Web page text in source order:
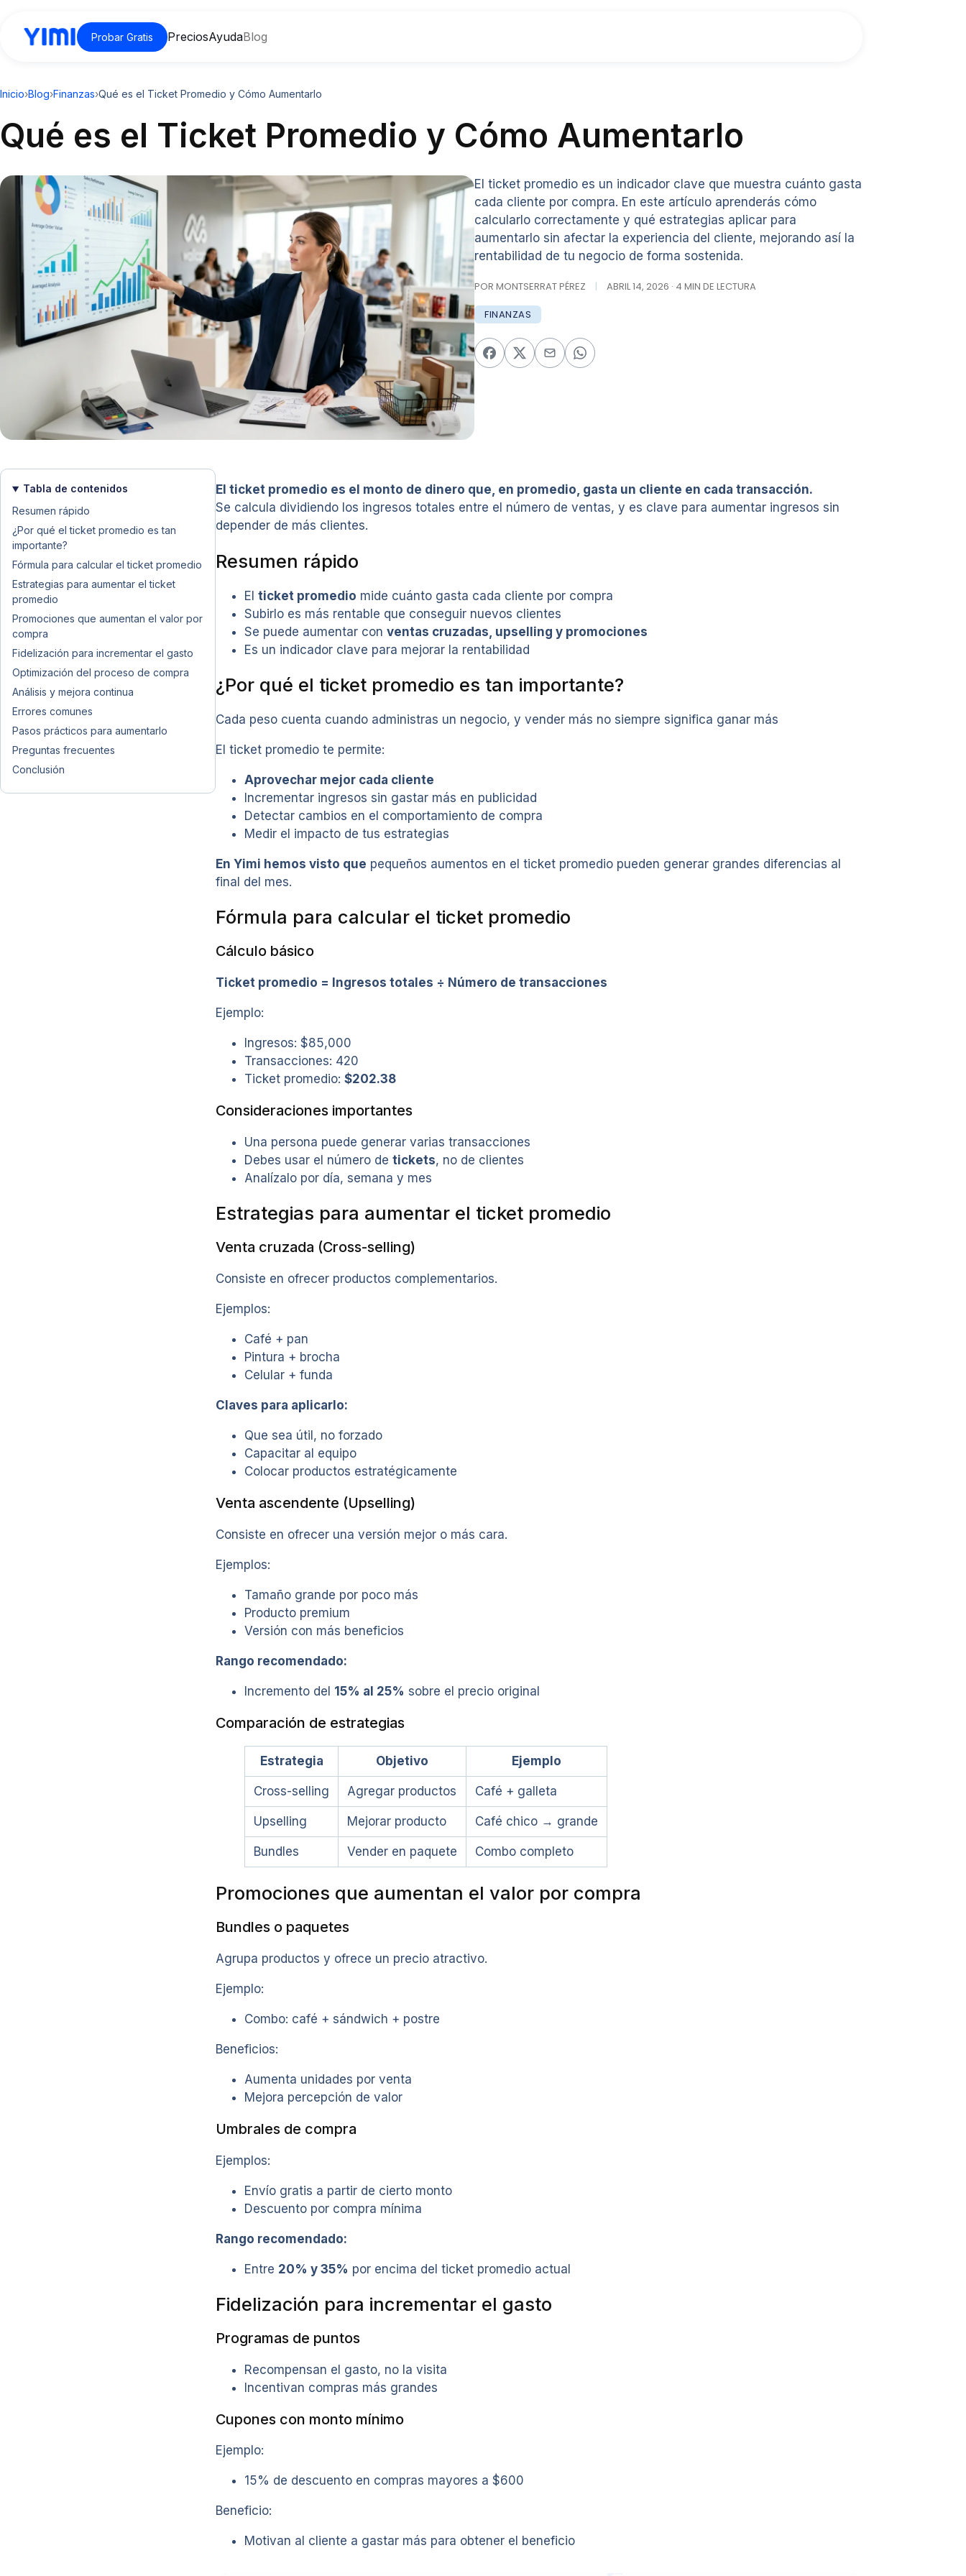
Probar Gratis PreciosAyudaBlog
Inicio›Blog›Finanzas›Qué es el Ticket Promedio y Cómo Aumentarlo
Qué es el Ticket Promedio y Cómo Aumentarlo
El ticket promedio es un indicador clave que muestra cuánto gasta
cada cliente por compra. En este artículo aprenderás cómo
calcularlo correctamente y qué estrategias aplicar para
aumentarlo sin afectar la experiencia del cliente, mejorando así la
rentabilidad de tu negocio de forma sostenida.
POR MONTSERRAT PÉREZ | ABRIL 14, 2026 · 4 MIN DE LECTURA
FINANZAS
Tabla de contenidos
Resumen rápido
¿Por qué el ticket promedio es tan
importante?
Fórmula para calcular el ticket promedio
Estrategias para aumentar el ticket
promedio
Promociones que aumentan el valor por
compra
Fidelización para incrementar el gasto
Optimización del proceso de compra
Análisis y mejora continua
Errores comunes
Pasos prácticos para aumentarlo
Preguntas frecuentes
Conclusión
El ticket promedio es el monto de dinero que, en promedio, gasta un cliente en cada transacción.
Se calcula dividiendo los ingresos totales entre el número de ventas, y es clave para aumentar ingresos sin
depender de más clientes.
Resumen rápido
El ticket promedio mide cuánto gasta cada cliente por compra
Subirlo es más rentable que conseguir nuevos clientes
Se puede aumentar con ventas cruzadas, upselling y promociones
Es un indicador clave para mejorar la rentabilidad
¿Por qué el ticket promedio es tan importante?
Cada peso cuenta cuando administras un negocio, y vender más no siempre significa ganar más
El ticket promedio te permite:
Aprovechar mejor cada cliente
Incrementar ingresos sin gastar más en publicidad
Detectar cambios en el comportamiento de compra
Medir el impacto de tus estrategias
En Yimi hemos visto que pequeños aumentos en el ticket promedio pueden generar grandes diferencias al
final del mes.
Fórmula para calcular el ticket promedio
Cálculo básico
Ticket promedio = Ingresos totales ÷ Número de transacciones
Ejemplo:
Ingresos: $85,000
Transacciones: 420
Ticket promedio: $202.38
Consideraciones importantes
Una persona puede generar varias transacciones
Debes usar el número de tickets, no de clientes
Analízalo por día, semana y mes
Estrategias para aumentar el ticket promedio
Venta cruzada (Cross-selling)
Consiste en ofrecer productos complementarios.
Ejemplos:
Café + pan
Pintura + brocha
Celular + funda
Claves para aplicarlo:
Que sea útil, no forzado
Capacitar al equipo
Colocar productos estratégicamente
Venta ascendente (Upselling)
Consiste en ofrecer una versión mejor o más cara.
Ejemplos:
Tamaño grande por poco más
Producto premium
Versión con más beneficios
Rango recomendado:
Incremento del 15% al 25% sobre el precio original
Comparación de estrategias
Estrategia Objetivo Ejemplo
Cross-selling Agregar productos Café + galleta
Upselling Mejorar producto Café chico → grande
Bundles Vender en paquete Combo completo
Promociones que aumentan el valor por compra
Bundles o paquetes
Agrupa productos y ofrece un precio atractivo.
Ejemplo:
Combo: café + sándwich + postre
Beneficios:
Aumenta unidades por venta
Mejora percepción de valor
Umbrales de compra
Ejemplos:
Envío gratis a partir de cierto monto
Descuento por compra mínima
Rango recomendado:
Entre 20% y 35% por encima del ticket promedio actual
Fidelización para incrementar el gasto
Programas de puntos
Recompensan el gasto, no la visita
Incentivan compras más grandes
Cupones con monto mínimo
Ejemplo:
15% de descuento en compras mayores a $600
Beneficio:
Motivan al cliente a gastar más para obtener el beneficio